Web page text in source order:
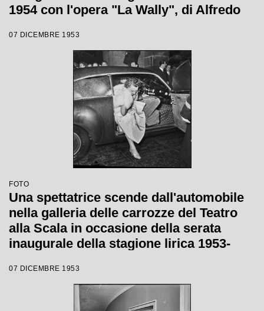
1954 con l'opera "La Wally", di Alfredo
con la regia di Tatiana Pavlova
07 DICEMBRE 1953
FOTO
Una spettatrice scende dall'automobile
nella galleria delle carrozze del Teatro
alla Scala in occasione della serata
inaugurale della stagione lirica 1953-
Catalani, diretta da Carlo Maria Giulini,
con la regia di Tatiana Pavlova
07 DICEMBRE 1953